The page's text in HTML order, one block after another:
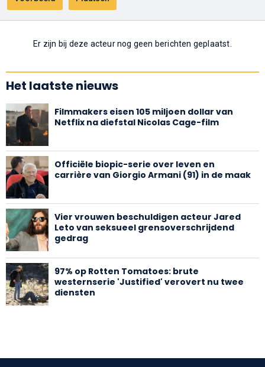
Er zijn bij deze acteur nog geen berichten geplaatst.
Het laatste nieuws
Filmmakers eisen 105 miljoen dollar van
Netflix na diefstal Nicolas Cage-film
Officiële biopic-serie over leven en
carrière van Giorgio Armani (91) in de maak
Vier vrouwen beschuldigen acteur Jared
Leto van seksueel grensoverschrijdend
gedrag
97% op Rotten Tomatoes: brute
westernserie 'Justified' verovert nu twee
diensten